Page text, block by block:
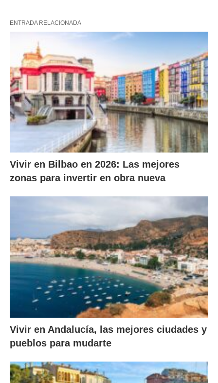
ENTRADA RELACIONADA
Vivir en Bilbao en 2026: Las mejores
zonas para invertir en obra nueva
Vivir en Andalucía, las mejores ciudades y
pueblos para mudarte